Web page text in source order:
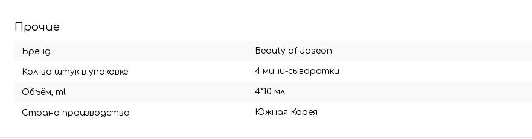
Прочие
Бренд Beauty of Joseon
Кол-во штук в упаковке 4 мини-сыворотки
Объём, ml 4*10 мл
Страна производства Южная Корея